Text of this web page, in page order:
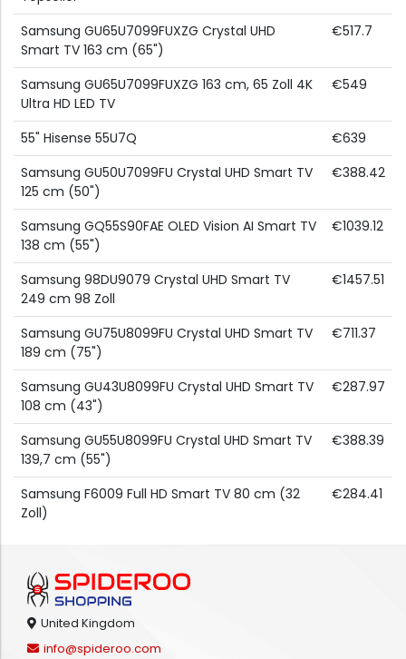
Samsung GU65U7099FUXZG Crystal UHD
Smart TV 163 cm (65")
€517.7
Samsung GU65U7099FUXZG 163 cm, 65 Zoll 4K
Ultra HD LED TV
€549
55" Hisense 55U7Q
€639
Samsung GU50U7099FU Crystal UHD Smart TV
125 cm (50")
€388.42
Samsung GQ55S90FAE OLED Vision AI Smart TV
138 cm (55")
€1039.12
Samsung 98DU9079 Crystal UHD Smart TV
249 cm 98 Zoll
€1457.51
Samsung GU75U8099FU Crystal UHD Smart TV
189 cm (75")
€711.37
Samsung GU43U8099FU Crystal UHD Smart TV
108 cm (43")
€287.97
Samsung GU55U8099FU Crystal UHD Smart TV
139,7 cm (55")
€388.39
Samsung F6009 Full HD Smart TV 80 cm (32
Zoll)
€284.41
United Kingdom
info@spideroo.com